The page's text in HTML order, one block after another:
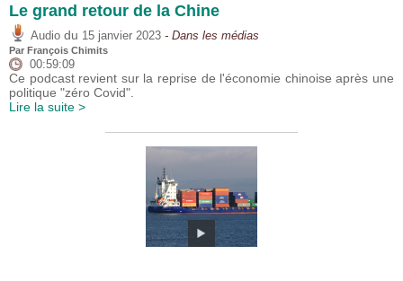
Le grand retour de la Chine
Audio du 15 janvier 2023 - Dans les médias
Par François Chimits
00:59:09
Ce podcast revient sur la reprise de l'économie chinoise après une
politique "zéro Covid".
Lire la suite >